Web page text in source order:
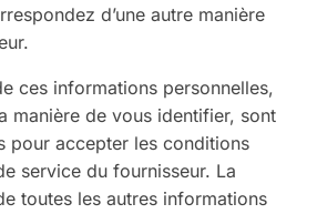
d’une autre manière
ces informations personnelles,
manière de vous identifier, sont
pour accepter les conditions
service du fournisseur. La
toutes les autres informations